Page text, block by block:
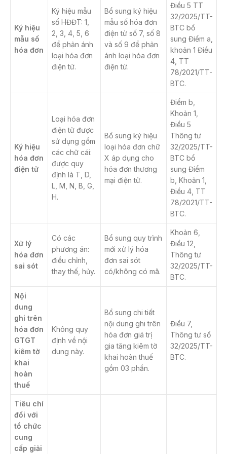
Ký hiệu
mẫu số
hóa đơn
Ký hiệu mẫu
số HĐĐT: 1,
2, 3, 4, 5, 6
để phản ánh
loại hóa đơn
điện tử.
Bổ sung ký hiệu
mẫu số hóa đơn
điện tử số 7, số 8
và số 9 để phản
ánh loại hóa đơn
điện tử.
Điều 5 TT
32/2025/TT-
BTC bổ
sung Điểm a,
khoản 1 Điều
4, TT
78/2021/TT-
BTC.
Ký hiệu
hóa đơn
điện tử
Loại hóa đơn
điện tử được
sử dụng gồm
các chữ cái:
được quy
định là T, D,
L, M, N, B, G,
H.
Bổ sung ký hiệu
loại hóa đơn chữ
X áp dụng cho
hóa đơn thương
mại điện tử.
Điểm b,
Khoản 1,
Điều 5
Thông tư
32/2025/TT-
BTC bổ
sung Điểm
b, Khoản 1,
Điều 4, TT
78/2021/TT-
BTC.
Xử lý
hóa đơn
sai sót
Có các
phương án:
điều chỉnh,
thay thế, hủy.
Bổ sung quy trình
mới xử lý hóa
đơn sai sót
có/không có mã.
Khoản 6,
Điều 12,
Thông tư
32/2025/TT-
BTC.
Nội
dung
ghi trên
hóa đơn
GTGT
kiêm tờ
khai
hoàn
thuế
Không quy
định về nội
dung này.
Bổ sung chi tiết
nội dung ghi trên
hóa đơn giá trị
gia tăng kiêm tờ
khai hoàn thuế
gồm 03 phần.
Điều 7,
Thông tư số
32/2025/TT-
BTC.
Tiêu chí
đối với
tổ chức
cung
cấp giải